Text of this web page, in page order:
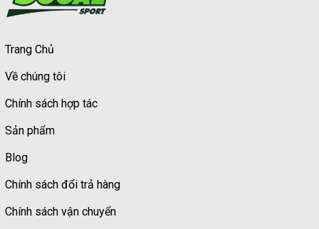
Trang Chủ
Về chúng tôi
Chính sách hợp tác
Sản phẩm
Blog
Chính sách đổi trả hàng
Chính sách vận chuyển